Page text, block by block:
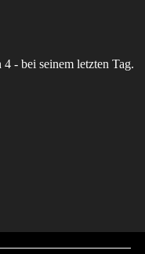
- bei seinem letzten Tag.